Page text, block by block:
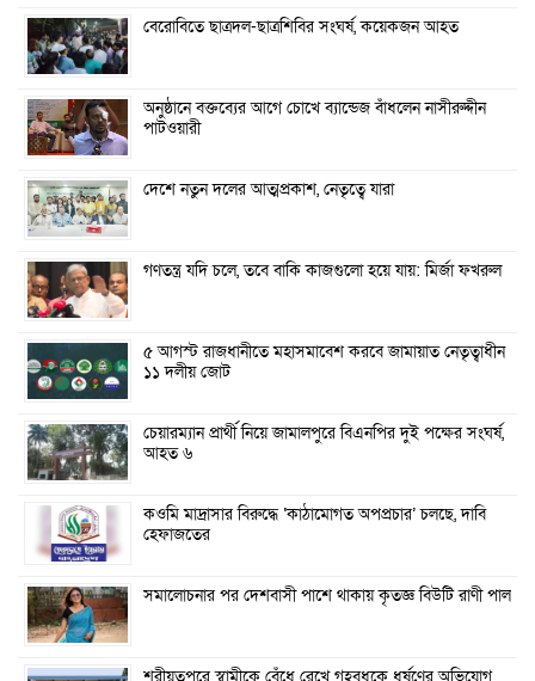
বেরোবিতে ছাত্রদল-ছাত্রশিবির সংঘর্ষ, কয়েকজন আহত
অনুষ্ঠানে বক্তব্যের আগে চোখে ব্যান্ডেজ বাঁধলেন নাসীরুদ্দীন
পাটওয়ারী
দেশে নতুন দলের আত্মপ্রকাশ, নেতৃত্বে যারা
গণতন্ত্র যদি চলে, তবে বাকি কাজগুলো হয়ে যায়: মির্জা ফখরুল
৫ আগস্ট রাজধানীতে মহাসমাবেশ করবে জামায়াত নেতৃত্বাধীন
১১ দলীয় জোট
চেয়ারম্যান প্রার্থী নিয়ে জামালপুরে বিএনপির দুই পক্ষের সংঘর্ষ,
আহত ৬
কওমি মাদ্রাসার বিরুদ্ধে ‘কাঠামোগত অপপ্রচার’ চলছে, দাবি
হেফাজতের
সমালোচনার পর দেশবাসী পাশে থাকায় কৃতজ্ঞ বিউটি রাণী পাল